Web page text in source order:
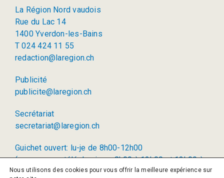
La Région Nord vaudois
Rue du Lac 14
1400 Yverdon-les-Bains
T 024 424 11 55
redaction@laregion.ch
Publicité
publicite@laregion.ch
Secrétariat
secretariat@laregion.ch
Guichet ouvert: lu-je de 8h00-12h00
(permanence téléphonique: 8h00 à 12h00 et 13h00 à
17h00)
Nous utilisons des cookies pour vous offrir la meilleure expérience sur